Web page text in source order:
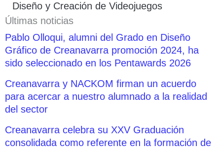
Diseño y Creación de Videojuegos
Últimas noticias
Pablo Olloqui, alumni del Grado en Diseño
Gráfico de Creanavarra promoción 2024, ha
sido seleccionado en los Pentawards 2026
Creanavarra y NACKOM firman un acuerdo
para acercar a nuestro alumnado a la realidad
del sector
Creanavarra celebra su XXV Graduación
consolidada como referente en la formación de